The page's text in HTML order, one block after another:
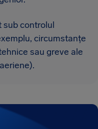
sub controlul
circumstanțe
sau greve ale